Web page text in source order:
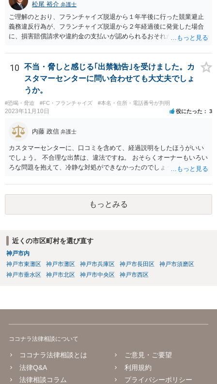
松尾 裕介 弁護士
ご理解のとおり、フランチャイズ脱退から１年半後に行った競業避止
義務違反行為が、フランチャイズ脱退から２年経過後に発覚した場合
に、損害賠償請求や違約金の支払いが認められるおそれがあると考え
10
不当・脅しと感じる｢出禁勧告｣を受けました。カ
スタマーセンターに問い合わせても大丈夫でしょ
うか。
#恐喝・脅迫 #FC・フランチャイズ #本名・住所・電話番号が判明
2023年11月10日 役にたった 3
内藤 政信 弁護士
カスタマーセンターに、口コミを含めて、経過説明をしたほうがいい
でしょう。 不合理な出禁は、違法ですね。 おそらくオーナーもいろい
ろな問題を抱えて、冷静な対処ができなかったのでしょう。
もっとみる
近くの市区町村を選び直す
神戸市内
神戸市東灘区
神戸市灘区 神戸市兵庫区 神戸市長田区
神戸市須磨区
神戸市垂水区
神戸市北区 神戸市中央区 神戸市西区
ココナラ法律相談について
ココナラ法律相談とは
法律Q&A
法律相談コラム
ご意見・ご要望
利用規約
プライバシーポリシー